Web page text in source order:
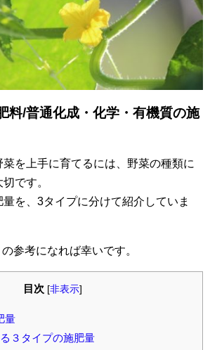
料/普通化成・化学・有機質の施
を上手に育てるには、野菜の種類に
です。
を、3タイプに分けて紹介していま
参考になれば幸いです。
目次 [非表示]
量
３タイプの施肥量